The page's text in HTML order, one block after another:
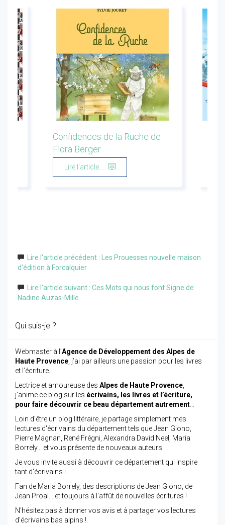
Confidences de la Ruche de
Flora Berger
Lire l'article...
Lire l'article précédent : Les Prouesses nouvelle maison
d'édition à Forcalquier
Lire l'article suivant : Ces Mots qui nous font Signe de
Nadine Auzas-Mille
Qui suis-je ?
Webmaster à l’Agence de Développement des Alpes de
Haute Provence , j’ai par ailleurs une passion pour les livres
et l’écriture.
Lectrice et amoureuse des Alpes de Haute Provence
j’anime ce blog sur les écrivains, les livres et l’écriture,
pour faire découvrir ce beau département autrement
Loin d'être un blog littéraire, je partage simplement mes
lectures d'écrivains du département tels que Jean Giono,
Pierre Magnan, René Frégni, Alexandra David Neel, Maria
Borrely... et vous présente de nouveaux auteurs.
Je vous invite aussi à découvrir ce département qui inspire
tant d'écrivains !
Fan de Maria Borrely, des descriptions de Jean Giono, de
Jean Proal... et toujours à l'affût de nouvelles écritures !
N'hésitez pas à donner vos avis et à partager vos lectures
d'écrivains bas alpins !